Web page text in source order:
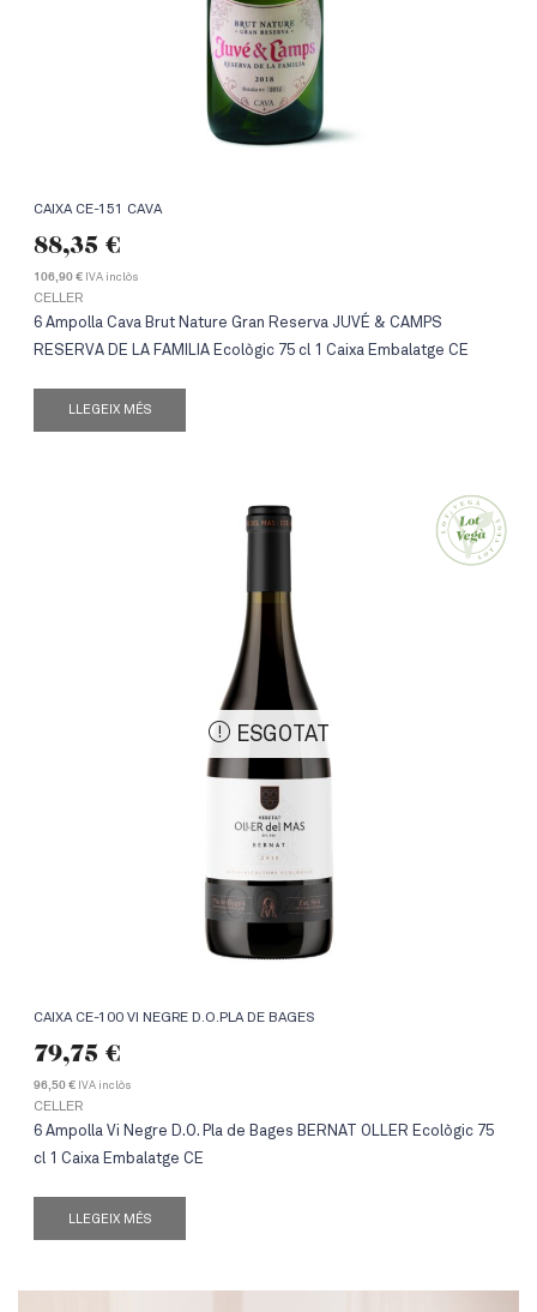
CAIXA CE-151 CAVA
88,35 €
106,90 € IVA inclòs
CELLER
6 Ampolla Cava Brut Nature Gran Reserva JUVÉ & CAMPS
RESERVA DE LA FAMILIA Ecològic 75 cl 1 Caixa Embalatge CE
LLEGEIX MÉS
ESGOTAT
CAIXA CE-100 VI NEGRE D.O.PLA DE BAGES
79,75 €
96,50 € IVA inclòs
CELLER
6 Ampolla Vi Negre D.O. Pla de Bages BERNAT OLLER Ecològic 75
cl 1 Caixa Embalatge CE
LLEGEIX MÉS